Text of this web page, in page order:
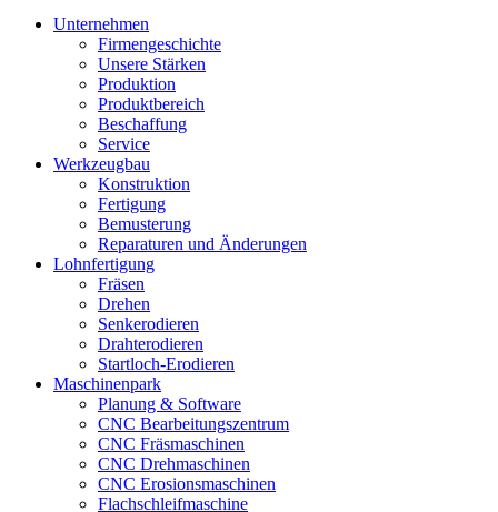
Unternehmen
Firmengeschichte
Unsere Stärken
Produktion
Produktbereich
Beschaffung
Service
Werkzeugbau
Konstruktion
Fertigung
Bemusterung
Reparaturen und Änderungen
Lohnfertigung
Fräsen
Drehen
Senkerodieren
Drahterodieren
Startloch-Erodieren
Maschinenpark
Planung & Software
CNC Bearbeitungszentrum
CNC Fräsmaschinen
CNC Drehmaschinen
CNC Erosionsmaschinen
Flachschleifmaschine